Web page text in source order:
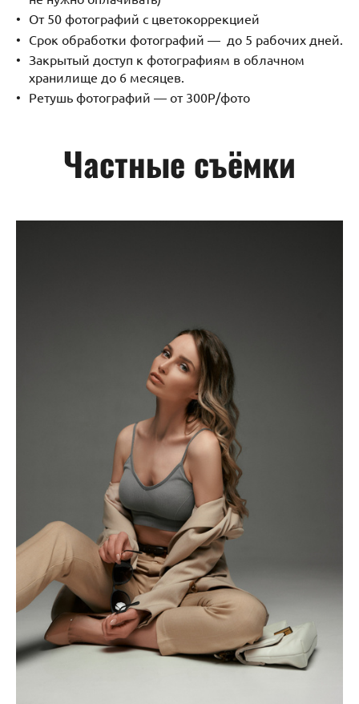
От 50 фотографий с цветокоррекцией
Срок обработки фотографий — до 5 рабочих дней.
Закрытый доступ к фотографиям в облачном
хранилище до 6 месяцев.
Ретушь фотографий — от 300Р/фото
Частные съёмки